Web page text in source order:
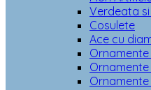
Verdeata
Cosulete
Ace cu